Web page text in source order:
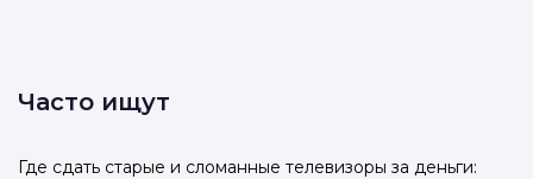
Часто ищут
Где сдать старые и сломанные телевизоры за деньги: